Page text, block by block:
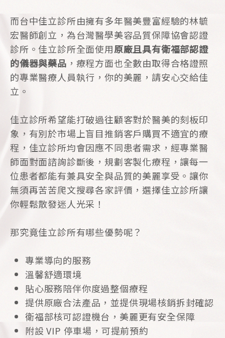
而台中佳立診所由擁有多年醫美豐富經驗的林毓
宏醫師創立，為台灣醫學美容品質保障協會認證
診所。佳立診所全面使用原廠且具有衛福部認證
的儀器與藥品 ，療程方面也全數由取得合格證照
的專業醫療人員執行，你的美麗，請安心交給佳
立。
佳立診所希望能打破過往顧客對於醫美的刻板印
象，有別於市場上盲目推銷客戶購買不適宜的療
程，佳立診所均會因應不同患者需求，經專業醫
師面對面諮詢診斷後，規劃客製化療程，讓每一
位患者都能有兼具安全與品質的美麗享受。讓你
無須再苦苦爬文搜尋各家評價，選擇佳立診所讓
你輕鬆散發迷人光采！
那究竟佳立診所有哪些優勢呢？
專業導向的服務
溫馨舒適環境
貼心服務陪伴你度過整個療程
提供原廠合法產品，並提供現場核銷拆封確認
衛福部核可認證機台，美麗更有安全保障
附設 VIP 停車場，可提前預約